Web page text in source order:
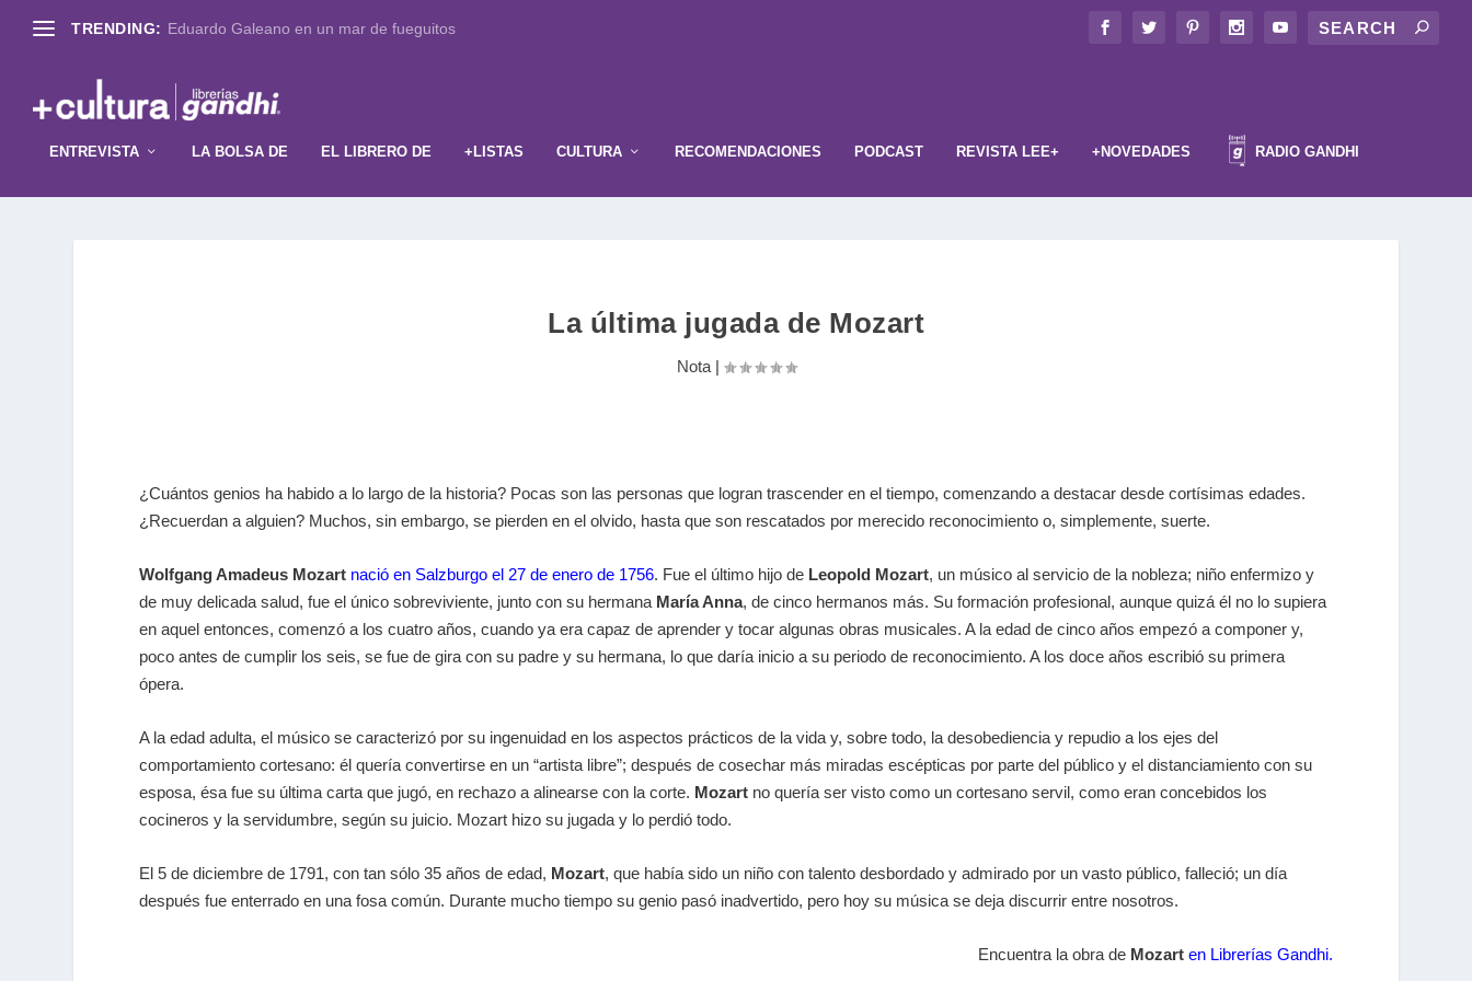
TRENDING: Eduardo Galeano en un mar de fueguitos
ENTREVISTA LA BOLSA DE EL LIBRERO DE +LISTAS CULTURA RECOMENDACIONES PODCAST REVISTA LEE+ +NOVEDADES RADIO GANDHI
La última jugada de Mozart
Nota|
¿Cuántos genios ha habido a lo largo de la historia? Pocas son las personas que logran trascender en el tiempo, comenzando a destacar desde cortísimas edades.
¿Recuerdan a alguien? Muchos, sin embargo, se pierden en el olvido, hasta que son rescatados por merecido reconocimiento o, simplemente, suerte.
Wolfgang Amadeus Mozart nació en Salzburgo el 27 de enero de 1756. Fue el último hijo de Leopold Mozart, un músico al servicio de la nobleza; niño enfermizo y
de muy delicada salud, fue el único sobreviviente, junto con su hermana María Anna, de cinco hermanos más. Su formación profesional, aunque quizá él no lo supiera
en aquel entonces, comenzó a los cuatro años, cuando ya era capaz de aprender y tocar algunas obras musicales. A la edad de cinco años empezó a componer y,
poco antes de cumplir los seis, se fue de gira con su padre y su hermana, lo que daría inicio a su periodo de reconocimiento. A los doce años escribió su primera
ópera.
A la edad adulta, el músico se caracterizó por su ingenuidad en los aspectos prácticos de la vida y, sobre todo, la desobediencia y repudio a los ejes del
comportamiento cortesano: él quería convertirse en un “artista libre”; después de cosechar más miradas escépticas por parte del público y el distanciamiento con su
esposa, ésa fue su última carta que jugó, en rechazo a alinearse con la corte. Mozart no quería ser visto como un cortesano servil, como eran concebidos los
cocineros y la servidumbre, según su juicio. Mozart hizo su jugada y lo perdió todo.
El 5 de diciembre de 1791, con tan sólo 35 años de edad, Mozart, que había sido un niño con talento desbordado y admirado por un vasto público, falleció; un día
después fue enterrado en una fosa común. Durante mucho tiempo su genio pasó inadvertido, pero hoy su música se deja discurrir entre nosotros.
Encuentra la obra de Mozart en Librerías Gandhi.